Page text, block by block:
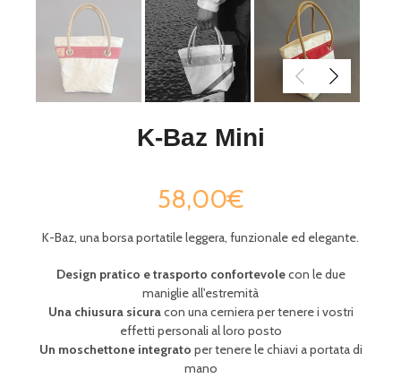
K-Baz Mini
58,00€
K-Baz, una borsa portatile leggera, funzionale ed elegante.
Design pratico e trasporto confortevolecon le due
maniglie all'estremità
Una chiusura sicuracon una cerniera per tenere i vostri
effetti personali al loro posto
Un moschettone integrato per tenere le chiavi a portata di
mano